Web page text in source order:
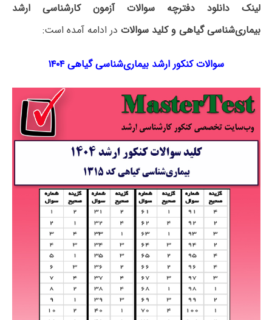
لینک دانلود دفترچه سوالات آزمون کارشناسی ارشد
بیماری‌‌شناسی گیاهی و کلید سوالات در ادامه آمده است:
سوالات کنکور ارشد بیماری‌‌شناسی گیاهی ۱۴۰۴